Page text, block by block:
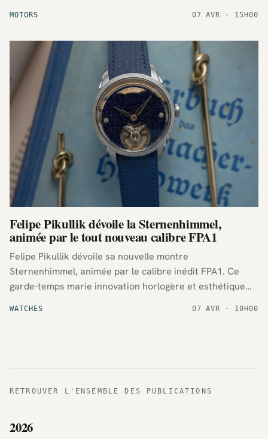
MOTORS 07 AVR · 15H00
WATCHES
Felipe Pikullik dévoile la Sternenhimmel,
animée par le tout nouveau calibre FPA1
Felipe Pikullik dévoile sa nouvelle montre
Sternenhimmel, animée par le calibre inédit FPA1. Ce
garde-temps marie innovation horlogère et esthétique
07 AVR · 10H00
RETROUVER L'ENSEMBLE DES PUBLICATIONS
2026